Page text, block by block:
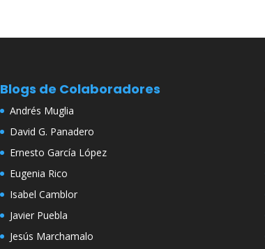
Blogs de Colaboradores
Andrés Muglia
David G. Panadero
Ernesto García López
Eugenia Rico
Isabel Camblor
Javier Puebla
Jesús Marchamalo